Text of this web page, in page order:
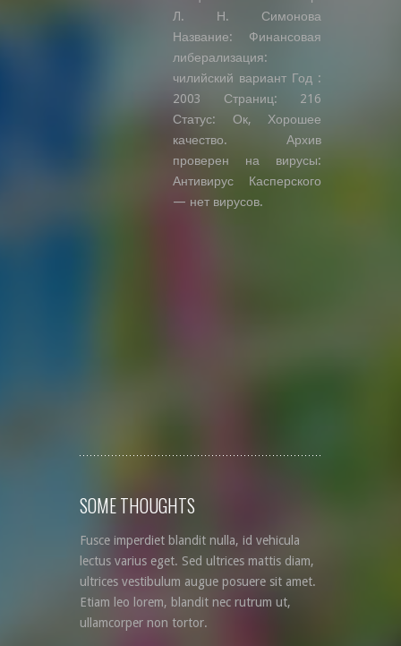
Л. Н. Симонова
Название: Финансовая
либерализация:
чилийский вариант Год :
2003 Страниц: 216
Статус: Ок, Хорошее
качество. Архив
проверен на вирусы:
Антивирус Касперского
— нет вирусов.
SOME THOUGHTS
Fusce imperdiet blandit nulla, id vehicula
lectus varius eget. Sed ultrices mattis diam,
ultrices vestibulum augue posuere sit amet.
Etiam leo lorem, blandit nec rutrum ut,
ullamcorper non tortor.